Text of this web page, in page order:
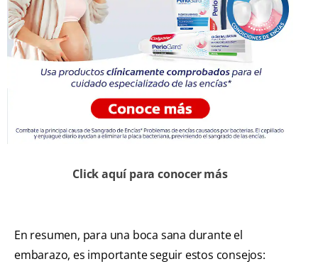
Click aquí para conocer más
En resumen, para una boca sana durante el
embarazo, es importante seguir estos consejos: